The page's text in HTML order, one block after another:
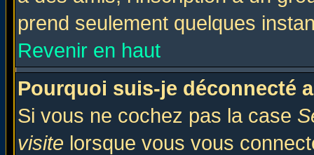
prend seulement quelques
Revenir en haut
Pourquoi suis-je déconnecté
Si vous ne cochez pas la case
visite lorsque vous vous